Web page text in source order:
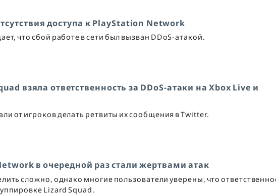
доступа к PlayStation Network
что сбой работе в сети был вызван DDoS-атакой.
взяла ответственность за DDoS-атаки на Xbox Live и
от игроков делать ретвиты их сообщения в Twitter.
в очередной раз стали жертвами атак
сложно, однако многие пользователи уверены, что
Lizard Squad.